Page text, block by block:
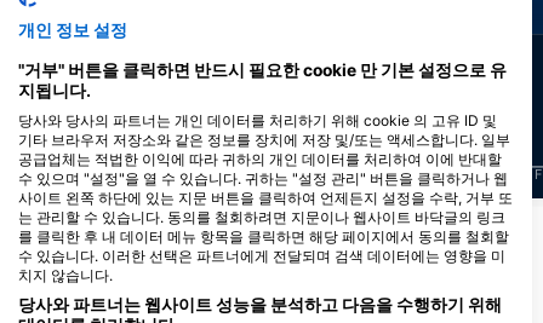
29 목격
J F M A M J J A S O N D
7 목격
J F M A M J J A S O N D F
이 다이빙 장소를 이용하는 다이빙 센터
개인 정보 설정
"거부" 버튼을 클릭하면 반드시 필요한 cookie 만 기본 설정으로 유
지됩니다.
당사와 당사의 파트너는 개인 데이터를 처리하기 위해 cookie 의 고유 ID 및
기타 브라우저 저장소와 같은 정보를 장치에 저장 및/또는 액세스합니다. 일부
공급업체는 적법한 이익에 따라 귀하의 개인 데이터를 처리하여 이에 반대할
수 있으며 "설정"을 열 수 있습니다. 귀하는 "설정 관리" 버튼을 클릭하거나 웹
사이트 왼쪽 하단에 있는 지문 버튼을 클릭하여 언제든지 설정을 수락, 거부 또
는 관리할 수 있습니다. 동의를 철회하려면 지문이나 웹사이트 바닥글의 링크
를 클릭한 후 내 데이터 메뉴 항목을 클릭하면 해당 페이지에서 동의를 철회할
수 있습니다. 이러한 선택은 파트너에게 전달되며 검색 데이터에는 영향을 미
치지 않습니다.
당사와 파트너는 웹사이트 성능을 분석하고 다음을 수행하기 위해